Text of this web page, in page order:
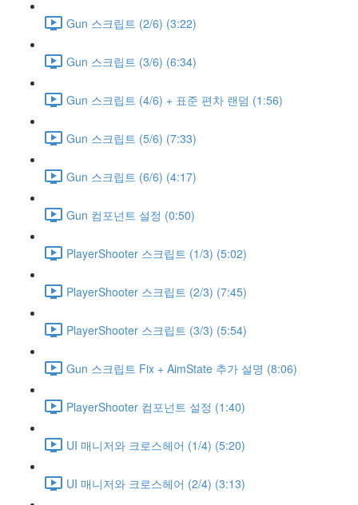
Gun 스크립트 (2/6) (3:22)
Gun 스크립트 (3/6) (6:34)
Gun 스크립트 (4/6) + 표준 편차 랜덤 (1:56)
Gun 스크립트 (5/6) (7:33)
Gun 스크립트 (6/6) (4:17)
Gun 컴포넌트 설정 (0:50)
PlayerShooter 스크립트 (1/3) (5:02)
PlayerShooter 스크립트 (2/3) (7:45)
PlayerShooter 스크립트 (3/3) (5:54)
Gun 스크립트 Fix + AimState 추가 설명 (8:06)
PlayerShooter 컴포넌트 설정 (1:40)
UI 매니저와 크로스헤어 (1/4) (5:20)
UI 매니저와 크로스헤어 (2/4) (3:13)